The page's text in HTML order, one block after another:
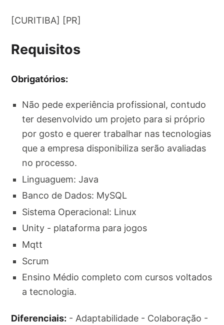
[CURITIBA] [PR]
Requisitos
Obrigatórios:
Não pede experiência profissional, contudo
ter desenvolvido um projeto para si próprio
por gosto e querer trabalhar nas tecnologias
que a empresa disponibiliza serão avaliadas
no processo.
Linguaguem: Java
Banco de Dados: MySQL
Sistema Operacional: Linux
Unity - plataforma para jogos
Mqtt
Scrum
Ensino Médio completo com cursos voltados
a tecnologia.
Diferenciais: - Adaptabilidade - Colaboração -